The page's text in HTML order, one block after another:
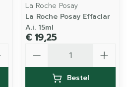
La Roche Posay
La Roche Posay Effaclar
A.i. 15ml
€ 19,25
Bestel